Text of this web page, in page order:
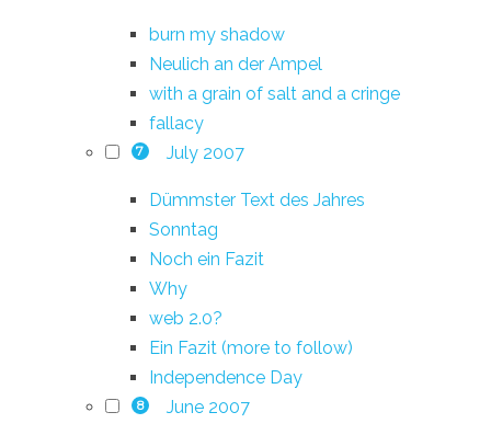
burn my shadow
Neulich an der Ampel
with a grain of salt and a cringe
fallacy
7 July 2007
Dümmster Text des Jahres
Sonntag
Noch ein Fazit
Why
web 2.0?
Ein Fazit (more to follow)
Independence Day
8 June 2007